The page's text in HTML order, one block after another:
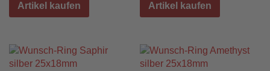
Artikel kaufen Artikel kaufen